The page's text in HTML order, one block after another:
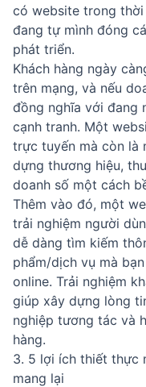
có website trong
đang tự mình đóng
phát triển.
Khách hàng ngày
trên mạng, và nếu
đồng nghĩa với đang
cạnh tranh. Một
trực tuyến mà còn là
dựng thương hiệu,
doanh số một cách
Thêm vào đó, một
trải nghiệm người
dễ dàng tìm kiếm
phẩm/dịch vụ mà
online. Trải nghiệm
giúp xây dựng lòng
nghiệp tương tác và
hàng.
3. 5 lợi ích thiết thực
mang lại